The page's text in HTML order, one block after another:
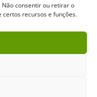
Não consentir ou retirar o
recursos e funções.
Google Recaptcha.
de Serviço